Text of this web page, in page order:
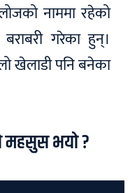
नाममा रहेको
गरेका हुन्।
खेलाडी पनि बनेका
महसुस भयो ?